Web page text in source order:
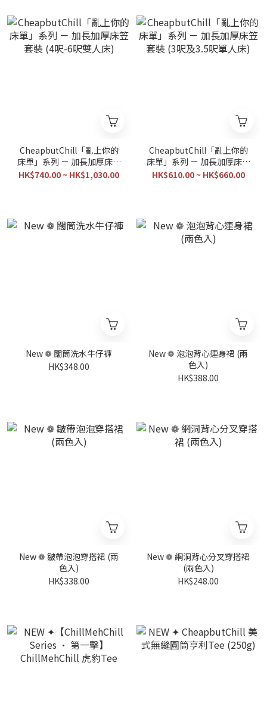
CheapbutChill「亂上你的
床單」系列 － 加長加厚床笠
套裝 (4呎-6呎雙人床)
HK$740.00 ~ HK$1,030.00
CheapbutChill「亂上你的
床單」系列 － 加長加厚床笠
套裝 (3呎及3.5呎單人床)
HK$610.00 ~ HK$660.00
New ❁ 闊筒洗水牛仔褲
HK$348.00
New ❁ 泡泡背心連身裙 (兩
色入)
HK$388.00
New ❁ 皺帶泡泡穿搭裙 (兩
色入)
HK$338.00
New ❁ 網洞背心分叉穿搭裙
(兩色入)
HK$248.00